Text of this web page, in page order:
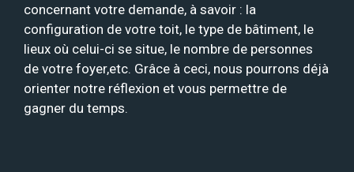
concernant votre demande, à savoir : la
configuration de votre toit, le type de bâtiment, le
lieux où celui-ci se situe, le nombre de personnes
de votre foyer,etc. Grâce à ceci, nous pourrons déjà
orienter notre réflexion et vous permettre de
gagner du temps.